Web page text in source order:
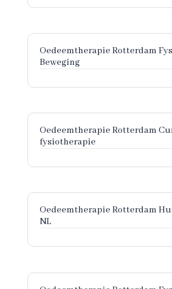
Oedeemtherapie Rotterdam
Beweging
Oedeemtherapie Rotterdam
fysiotherapie
Oedeemtherapie Rotterdam
NL